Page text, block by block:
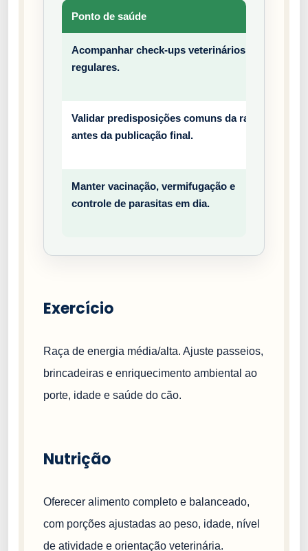
Ponto de saúde
Acompanhar check-ups veterinários
regulares.
Validar predisposições comuns da raça
antes da publicação final.
Manter vacinação, vermifugação e
controle de parasitas em dia.
Exercício
Raça de energia média/alta. Ajuste passeios,
brincadeiras e enriquecimento ambiental ao
porte, idade e saúde do cão.
Nutrição
Oferecer alimento completo e balanceado,
com porções ajustadas ao peso, idade, nível
de atividade e orientação veterinária.